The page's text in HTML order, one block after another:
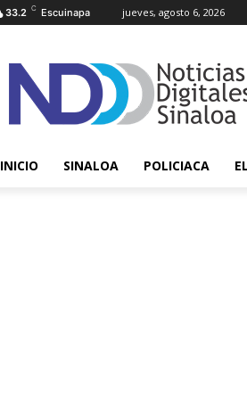
33.2 C Escuinapa jueves, agosto 6, 2026
INICIO SINALOA POLICIACA